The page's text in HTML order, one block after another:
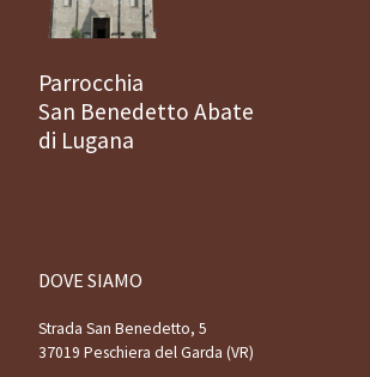
Parrocchia
San Benedetto Abate
di Lugana
DOVE SIAMO
Strada San Benedetto, 5
37019 Peschiera del Garda (VR)